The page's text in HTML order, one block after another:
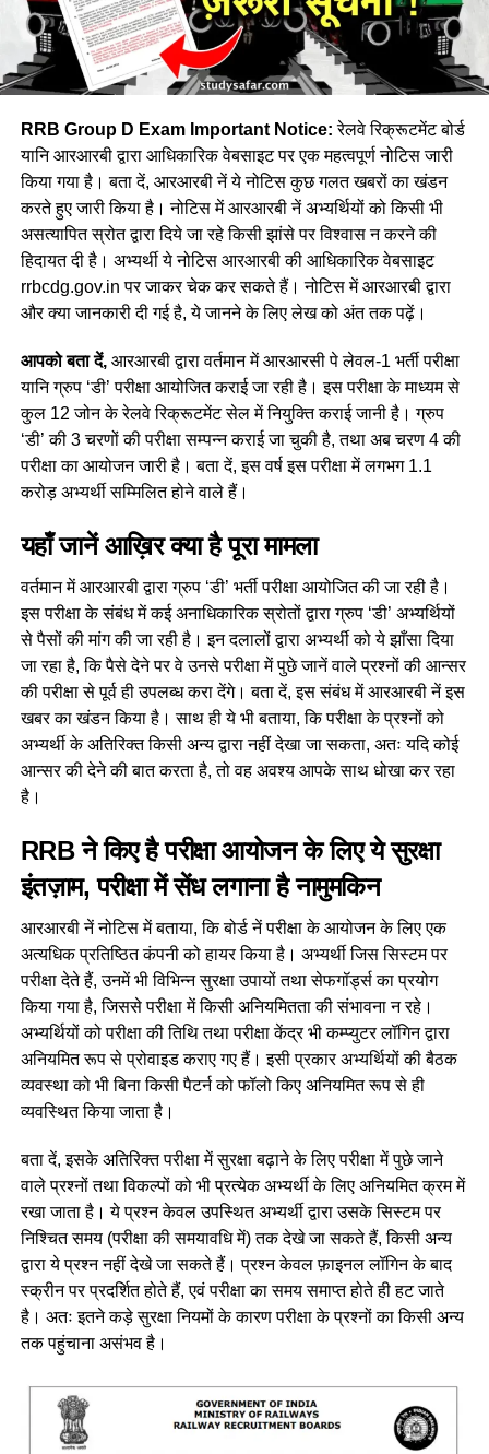
RRB Group D Exam Important Notice: रेलवे रिक्रूटमेंट बोर्ड
यानि आरआरबी द्वारा आधिकारिक वेबसाइट पर एक महत्वपूर्ण नोटिस जारी
किया गया है। बता दें, आरआरबी नें ये नोटिस कुछ गलत खबरों का खंडन
करते हुए जारी किया है। नोटिस में आरआरबी नें अभ्यर्थियों को किसी भी
असत्यापित स्रोत द्वारा दिये जा रहे किसी झांसे पर विश्वास न करने की
हिदायत दी है। अभ्यर्थी ये नोटिस आरआरबी की आधिकारिक वेबसाइट
rrbcdg.gov.in पर जाकर चेक कर सकते हैं। नोटिस में आरआरबी द्वारा
और क्या जानकारी दी गई है, ये जानने के लिए लेख को अंत तक पढ़ें।
आपको बता दें, आरआरबी द्वारा वर्तमान में आरआरसी पे लेवल-1 भर्ती परीक्षा
यानि ग्रुप ‘डी’ परीक्षा आयोजित कराई जा रही है। इस परीक्षा के माध्यम से
कुल 12 जोन के रेलवे रिक्रूटमेंट सेल में नियुक्ति कराई जानी है। ग्रुप
‘डी’ की 3 चरणों की परीक्षा सम्पन्न कराई जा चुकी है, तथा अब चरण 4 की
परीक्षा का आयोजन जारी है। बता दें, इस वर्ष इस परीक्षा में लगभग 1.1
करोड़ अभ्यर्थी सम्मिलित होने वाले हैं।
यहाँ जानें आख़िर क्या है पूरा मामला
वर्तमान में आरआरबी द्वारा ग्रुप ‘डी’ भर्ती परीक्षा आयोजित की जा रही है।
इस परीक्षा के संबंध में कई अनाधिकारिक स्रोतों द्वारा ग्रुप ‘डी’ अभ्यर्थियों
से पैसों की मांग की जा रही है। इन दलालों द्वारा अभ्यर्थी को ये झाँसा दिया
जा रहा है, कि पैसे देने पर वे उनसे परीक्षा में पुछे जानें वाले प्रश्नों की आन्सर
की परीक्षा से पूर्व ही उपलब्ध करा देंगे। बता दें, इस संबंध में आरआरबी नें इस
खबर का खंडन किया है। साथ ही ये भी बताया, कि परीक्षा के प्रश्नों को
अभ्यर्थी के अतिरिक्त किसी अन्य द्वारा नहीं देखा जा सकता, अतः यदि कोई
आन्सर की देने की बात करता है, तो वह अवश्य आपके साथ धोखा कर रहा
है।
RRB ने किए है परीक्षा आयोजन के लिए ये सुरक्षा
इंतज़ाम, परीक्षा में सेंध लगाना है नामुमकिन
आरआरबी नें नोटिस में बताया, कि बोर्ड नें परीक्षा के आयोजन के लिए एक
अत्यधिक प्रतिष्ठित कंपनी को हायर किया है। अभ्यर्थी जिस सिस्टम पर
परीक्षा देते हैं, उनमें भी विभिन्न सुरक्षा उपायों तथा सेफगॉर्ड्स का प्रयोग
किया गया है, जिससे परीक्षा में किसी अनियमितता की संभावना न रहे।
अभ्यर्थियों को परीक्षा की तिथि तथा परीक्षा केंद्र भी कम्प्युटर लॉगिन द्वारा
अनियमित रूप से प्रोवाइड कराए गए हैं। इसी प्रकार अभ्यर्थियों की बैठक
व्यवस्था को भी बिना किसी पैटर्न को फॉलो किए अनियमित रूप से ही
व्यवस्थित किया जाता है।
बता दें, इसके अतिरिक्त परीक्षा में सुरक्षा बढ़ाने के लिए परीक्षा में पुछे जाने
वाले प्रश्नों तथा विकल्पों को भी प्रत्येक अभ्यर्थी के लिए अनियमित क्रम में
रखा जाता है। ये प्रश्न केवल उपस्थित अभ्यर्थी द्वारा उसके सिस्टम पर
निश्चित समय (परीक्षा की समयावधि में) तक देखे जा सकते हैं, किसी अन्य
द्वारा ये प्रश्न नहीं देखे जा सकते हैं। प्रश्न केवल फ़ाइनल लॉगिन के बाद
स्क्रीन पर प्रदर्शित होते हैं, एवं परीक्षा का समय समाप्त होते ही हट जाते
है। अतः इतने कड़े सुरक्षा नियमों के कारण परीक्षा के प्रश्नों का किसी अन्य
तक पहुंचाना असंभव है।